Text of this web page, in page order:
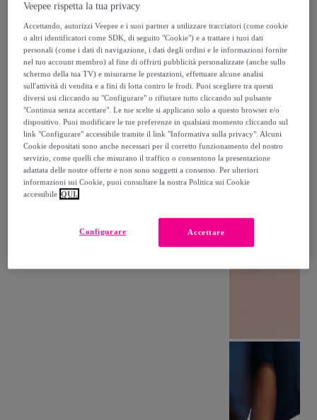
Veepee rispetta la tua privacy
Accettando, autorizzi Veepee e i suoi partner a utilizzare tracciatori (come cookie
o altri identificatori come SDK, di seguito "Cookie") e a trattare i tuoi dati
personali (come i dati di navigazione, i dati degli ordini e le informazioni fornite
nel tuo account membro) al fine di offrirti pubblicità personalizzate (anche sullo
schermo della tua TV) e misurarne le prestazioni, effettuare alcune analisi
sull'attività di vendita e a fini di lotta contro le frodi. Puoi scegliere tra questi
diversi usi cliccando su "Configurare" o rifiutare tutto cliccando sul pulsante
"Continua senza accettare". Le tue scelte si applicano solo a questo browser e/o
dispositivo. Puoi modificare le tue preferenze in qualsiasi momento cliccando sul
link "Configurare" accessibile tramite il link "Informativa sulla privacy". Alcuni
Cookie depositati sono anche necessari per il corretto funzionamento del nostro
servizio, come quelli che misurano il traffico o consentono la presentazione
adattata delle nostre offerte e non sono soggetti a consenso. Per ulteriori
informazioni sui Cookie, puoi consultare la nostra Politica sui Cookie
accessibile QUI.
Accettare
Configurare